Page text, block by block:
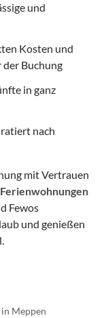
und
Kosten und
Buchung
in ganz
nach
mit Vertrauen
Ferienwohnungen
Fewos
und genießen
Meppen